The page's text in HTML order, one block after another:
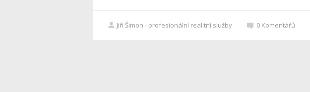
Jiří Šimon - profesionální realitní služby 0 Komentářů